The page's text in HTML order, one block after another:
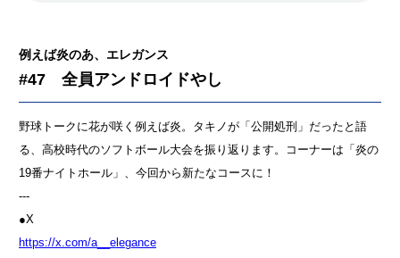
例えば炎のあ、エレガンス
#47 全員アンドロイドやし
野球トークに花が咲く例えば炎。タキノが「公開処刑」だったと語
る、高校時代のソフトボール大会を振り返ります。コーナーは「炎の
19番ナイトホール」、今回から新たなコースに！
---
●X
⁠⁠⁠⁠⁠⁠⁠⁠⁠⁠⁠⁠⁠⁠⁠⁠⁠⁠⁠⁠https://x.com/a__elegance⁠⁠⁠⁠⁠⁠⁠⁠⁠⁠⁠⁠⁠⁠⁠⁠⁠⁠⁠⁠